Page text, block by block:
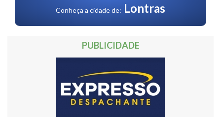
Conheça a cidade de: Lontras
PUBLICIDADE